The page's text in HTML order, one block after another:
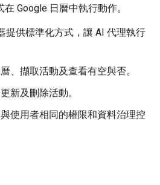
Google 日曆中執行動作。
提供標準化方式，讓 AI 代理執行
、擷取活動及查看有空與否。
新及刪除活動。
與使用者相同的權限和資料治理控